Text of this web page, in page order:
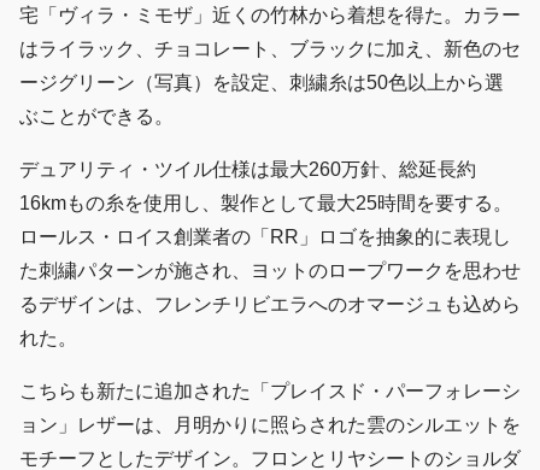
宅「ヴィラ・ミモザ」近くの竹林から着想を得た。カラー
はライラック、チョコレート、ブラックに加え、新色のセ
ージグリーン（写真）を設定、刺繍糸は50色以上から選
ぶことができる。
デュアリティ・ツイル仕様は最大260万針、総延長約
16kmもの糸を使用し、製作として最大25時間を要する。
ロールス・ロイス創業者の「RR」ロゴを抽象的に表現し
た刺繍パターンが施され、ヨットのロープワークを思わせ
るデザインは、フレンチリビエラへのオマージュも込めら
れた。
こちらも新たに追加された「プレイスド・パーフォレーシ
ョン」レザーは、月明かりに照らされた雲のシルエットを
モチーフとしたデザイン。フロンとリヤシートのショルダ